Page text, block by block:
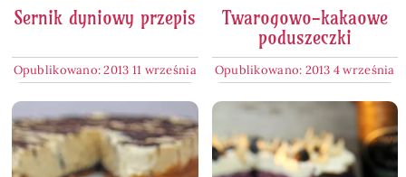
Sernik dyniowy przepis
Opublikowano: 2013 11 września
Twarogowo-kakaowe
poduszeczki
Opublikowano: 2013 4 września